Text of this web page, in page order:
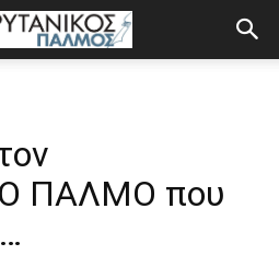
ΠΑΛΜΟ που